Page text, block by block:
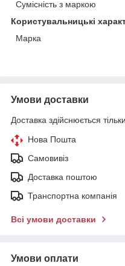
Сумісність з маркою
Користувальницькі
Марка
Умови доставки
Доставка здійснюється
Нова Пошта
Самовивіз
Доставка поштою
Транспортна компанія
Всі умови доставки
Умови оплати